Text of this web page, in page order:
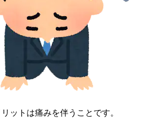
ットは痛みを伴うことです。